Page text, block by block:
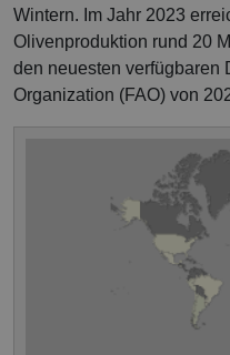
Wintern. Im Jahr 2023
Olivenproduktion rund 20
den neuesten verfügbaren
Organization (FAO) von